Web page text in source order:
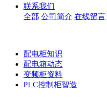
联系我们
全部 公司简介 在线留言
配电柜知识
配电箱动态
变频柜资料
PLC控制柜智造